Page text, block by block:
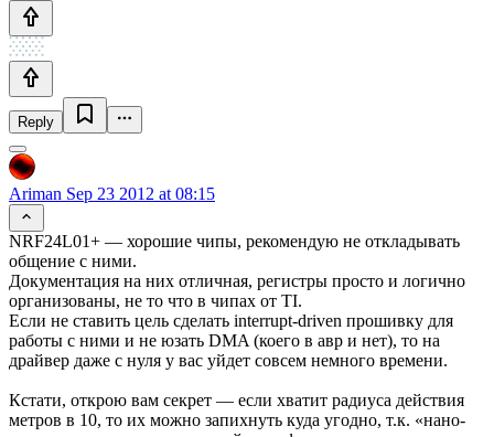
Reply
Ariman Sep 23 2012 at 08:15
NRF24L01+ — хорошие чипы, рекомендую не откладывать
общение с ними.
Документация на них отличная, регистры просто и логично
организованы, не то что в чипах от TI.
Если не ставить цель сделать interrupt-driven прошивку для
работы с ними и не юзать DMA (коего в авр и нет), то на
драйвер даже с нуля у вас уйдет совсем немного времени.
Кстати, открою вам секрет — если хватит радиуса действия
метров в 10, то их можно запихнуть куда угодно, т.к. «нано-